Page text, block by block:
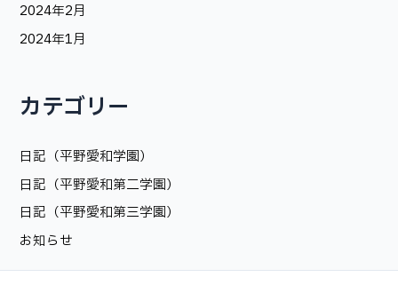
2024年2月
2024年1月
カテゴリー
日記（平野愛和学園）
日記（平野愛和第二学園）
日記（平野愛和第三学園）
お知らせ